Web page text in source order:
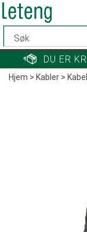
DU ER
Hjem>Kabler>